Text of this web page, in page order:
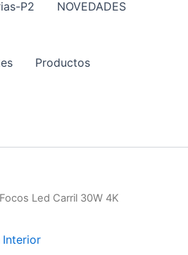
P2 NOVEDADES
Productos
Led Carril 30W 4K
Interior